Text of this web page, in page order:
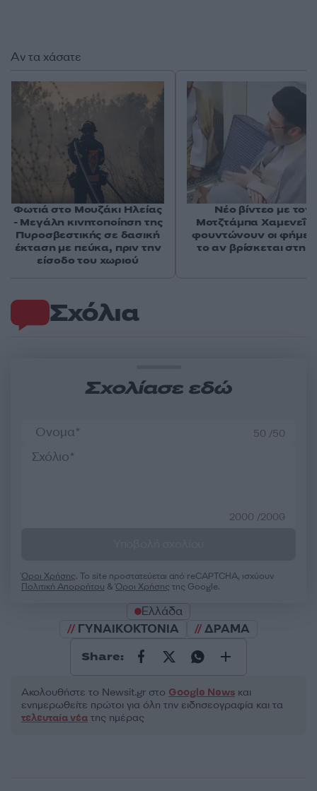
Σχόλια
Σχολίασε εδώ
50 /50
2000 /2000
Όροι Χρήσης. Το site προστατεύεται από reCAPTCHA, ισχύουν
Πολιτική Απορρήτου &Όροι Χρήσης της Google.
Ελλάδα
ΓΥΝΑΙΚΟΚΤΟΝΙΑ
ΔΡΑΜΑ
Share:
Ακολουθήστε το Νewsit.gr στο Google News και
ενημερωθείτε πρώτοι για όλη την ειδησεογραφία και τα
τελευταία νέα της ημέρας
Αν τα χάσατε
Φωτιά στο Μουζάκι Ηλείας
- Μεγάλη κινητοποίηση της
Πυροσβεστικής σε δασική
έκταση με πεύκα, πριν την
είσοδο του χωριού
Νέο βίντεο με τον
Μοτζτάμπα Χαμενεΐ
φουντώνουν οι φήμες
το αν βρίσκεται στη